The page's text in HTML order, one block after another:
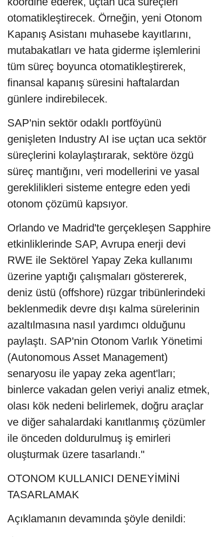
otomatikleştirecek. Örneğin, yeni Otonom
Kapanış Asistanı muhasebe kayıtlarını,
mutabakatları ve hata giderme işlemlerini
tüm süreç boyunca otomatikleştirerek,
finansal kapanış süresini haftalardan
günlere indirebilecek.
SAP'nin sektör odaklı portföyünü
genişleten Industry AI ise uçtan uca sektör
süreçlerini kolaylaştırarak, sektöre özgü
süreç mantığını, veri modellerini ve yasal
gereklilikleri sisteme entegre eden yedi
otonom çözümü kapsıyor.
Orlando ve Madrid'te gerçekleşen Sapphire
etkinliklerinde SAP, Avrupa enerji devi
RWE ile Sektörel Yapay Zeka kullanımı
üzerine yaptığı çalışmaları göstererek,
deniz üstü (offshore) rüzgar tribünlerindeki
beklenmedik devre dışı kalma sürelerinin
azaltılmasına nasıl yardımcı olduğunu
paylaştı. SAP'nin Otonom Varlık Yönetimi
(Autonomous Asset Management)
senaryosu ile yapay zeka agent'ları;
binlerce vakadan gelen veriyi analiz etmek,
olası kök nedeni belirlemek, doğru araçlar
ve diğer sahalardaki kanıtlanmış çözümler
ile önceden doldurulmuş iş emirleri
oluşturmak üzere tasarlandı."
OTONOM KULLANICI DENEYİMİNİ
TASARLAMAK
Açıklamanın devamında şöyle denildi: